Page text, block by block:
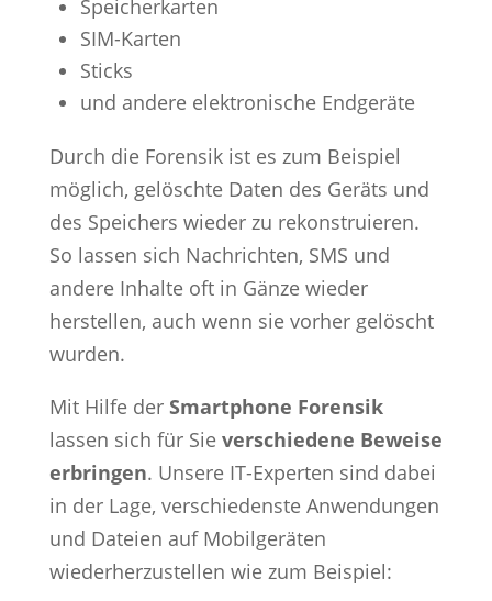
Speicherkarten
SIM-Karten
Sticks
und andere elektronische Endgeräte
Durch die Forensik ist es zum Beispiel
möglich, gelöschte Daten des Geräts und
des Speichers wieder zu rekonstruieren.
So lassen sich Nachrichten, SMS und
andere Inhalte oft in Gänze wieder
herstellen, auch wenn sie vorher gelöscht
wurden.
Mit Hilfe derSmartphone Forensik
lassen sich für Sie verschiedene Beweise
erbringen. Unsere IT-Experten sind dabei
in der Lage, verschiedenste Anwendungen
und Dateien auf Mobilgeräten
wiederherzustellen wie zum Beispiel: